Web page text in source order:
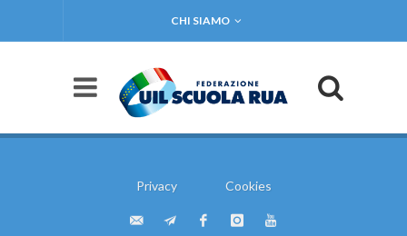
CHI SIAMO
Privacy Cookies